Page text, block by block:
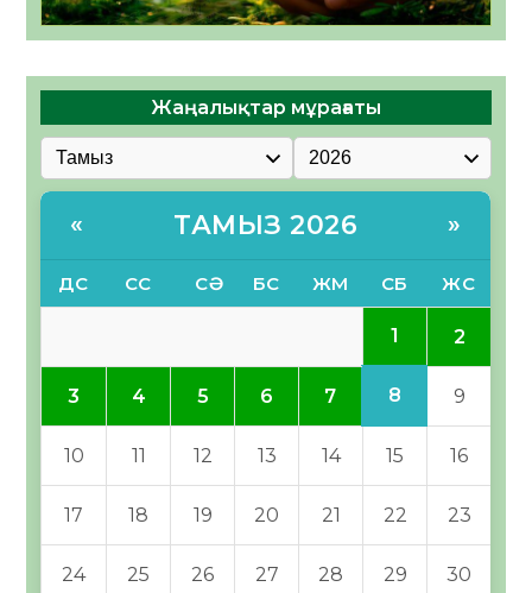
Жаңалықтар мұрағаты
« ТАМЫЗ 2026 »
ДС СС СӘ БС ЖМ СБ ЖС
1 2
3 4 5 6 7 8 9
10 11 12 13 14 15 16
17 18 19 20 21 22 23
24 25 26 27 28 29 30